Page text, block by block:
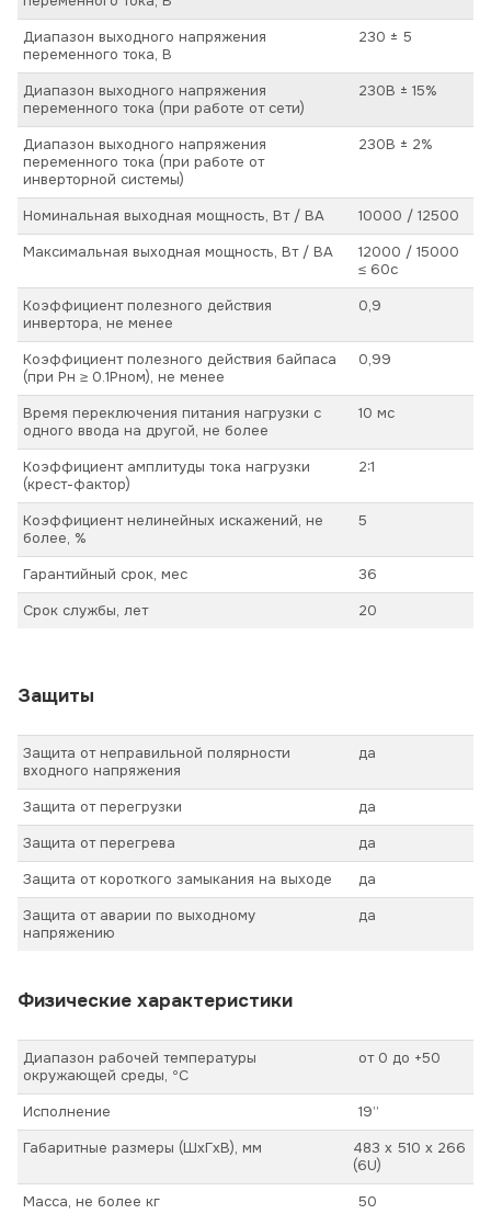
Диапазон выходного напряжения
переменного тока, В
230 ± 5
Диапазон выходного напряжения
переменного тока (при работе от сети)
230В ± 15%
Диапазон выходного напряжения
переменного тока (при работе от
инверторной системы)
230В ± 2%
Номинальная выходная мощность, Вт / ВА
10000 / 12500
Максимальная выходная мощность, Вт / ВА
12000 / 15000
≤ 60с
Коэффициент полезного действия
инвертора, не менее
0,9
Коэффициент полезного действия байпаса
(при Pн ≥ 0.1Pном), не менее
0,99
Время переключения питания нагрузки с
одного ввода на другой, не более
10 мс
Коэффициент амплитуды тока нагрузки
(крест-фактор)
2:1
Коэффициент нелинейных искажений, не
более, %
5
Гарантийный срок, мес
36
Срок службы, лет
20
Защиты
Защита от неправильной полярности
входного напряжения
да
Защита от перегрузки
да
Защита от перегрева
да
Защита от короткого замыкания на выходе
да
Защита от аварии по выходному
напряжению
да
Физические характеристики
Диапазон рабочей температуры
окружающей среды, ºС
от 0 до +50
Исполнение
19”
Габаритные размеры (ШхГхВ), мм
483 х 510 х 266
(6U)
Масса, не более кг
50